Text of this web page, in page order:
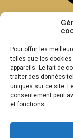
Pour offrir les
telles que les
appareils. Le fait de
traiter des données
uniques sur ce site.
consentement peut
et fonctions.